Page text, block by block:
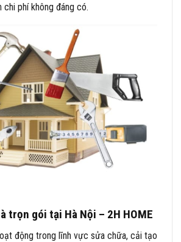
chi phí không đáng có.
trọn gói tại Hà Nội – 2H HOME
động trong lĩnh vực sửa chữa, cải tạo